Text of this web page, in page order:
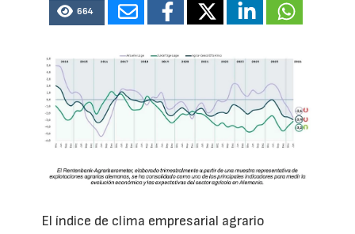
664
El índice de clima empresarial agrario